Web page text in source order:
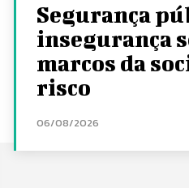
Segurança
insegurança
marcos da
risco
06/08/2026